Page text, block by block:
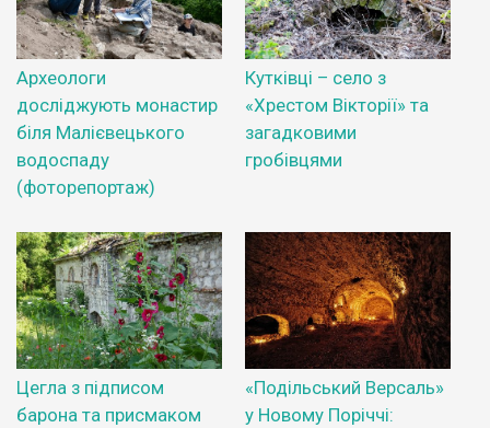
Археологи
досліджують монастир
біля Малієвецького
водоспаду
(фоторепортаж)
Кутківці – село з
«Хрестом Вікторії» та
загадковими
гробівцями
Цегла з підписом
барона та присмаком
«Подільський Версаль»
у Новому Поріччі: